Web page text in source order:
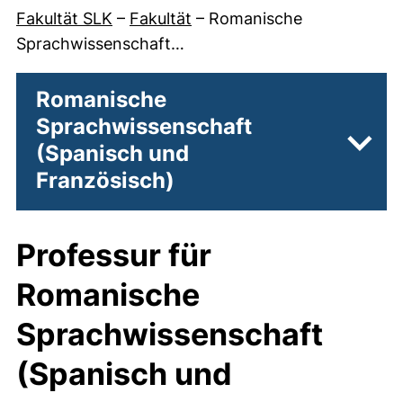
Fakultät SLK – Fakultät – Romanische
Sprachwissenschaft…
Romanische
Sprachwissenschaft
(Spanisch und
Französisch)
Professur für
Romanische
Sprachwissenschaft
(Spanisch und